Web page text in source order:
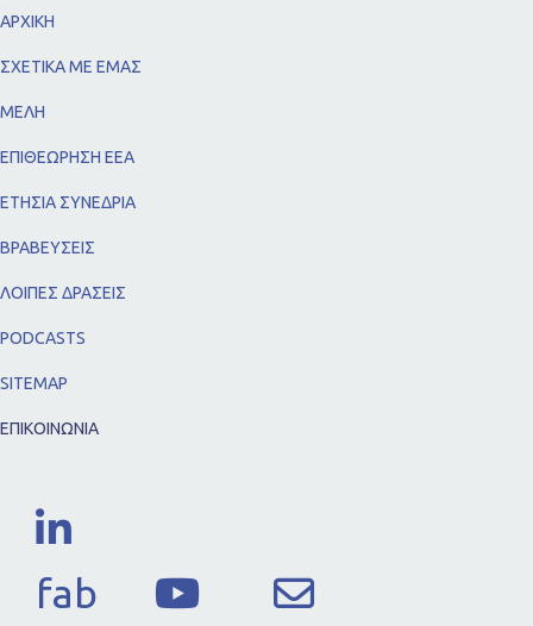
ΑΡΧΙΚΗ
ΣΧΕΤΙΚΑ ΜΕ ΕΜΑΣ
ΜΕΛΗ
ΕΠΙΘΕΩΡΗΣΗ ΕΕΑ
ΕΤΗΣΙΑ ΣΥΝΕΔΡΙΑ
ΒΡΑΒΕΥΣΕΙΣ
ΛΟΙΠΕΣ ΔΡΑΣΕΙΣ
PODCASTS
SITEMAP
ΕΠΙΚΟΙΝΩΝΙΑ
fab